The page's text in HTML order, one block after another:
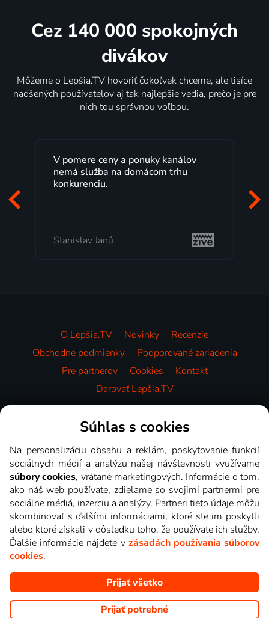
Cez 140 000 spokojných
divákov
Môžeme o Lepšia.TV hovoriť čokoľvek chceme, ale tisíce
nadšených používateľov aj tak najlepšie vedia, prečo je pre
nich tou správnou voľbou.
V pomere ceny a ponuky kanálov
nemá služba na domácom trhu
konkurenciu.
Stanislav Janů
O Lepšia.TV Novinky
Recenzie
Obchodné podmienky
Podporované zariadenia
Pre partnerov
Cookies
Kontakt
Darovať Lepšia.TV
Videotéka
Copyright © goNET s.r.o. Na tomto webe sú zobrazované obrázky
z relácií TV staníc, ktoré môžete sledovať v Lepšia.TV.
Súhlas s cookies
Na personalizáciu obsahu a reklám, poskytovanie funkcií
sociálnych médií a analýzu našej návštevnosti využívame
súbory cookies, vrátane marketingových. Informácie o tom,
ako náš web používate, zdieľame so svojimi partnermi pre
sociálne médiá, inzerciu a analýzy. Partneri tieto údaje môžu
skombinovať s ďalšími informáciami, ktoré ste im poskytli
alebo ktoré získali v dôsledku toho, že používate ich služby.
Ďalšie informácie nájdete v zásadách používania súborov
cookies.
Prijať všetko
Prijať potrebné